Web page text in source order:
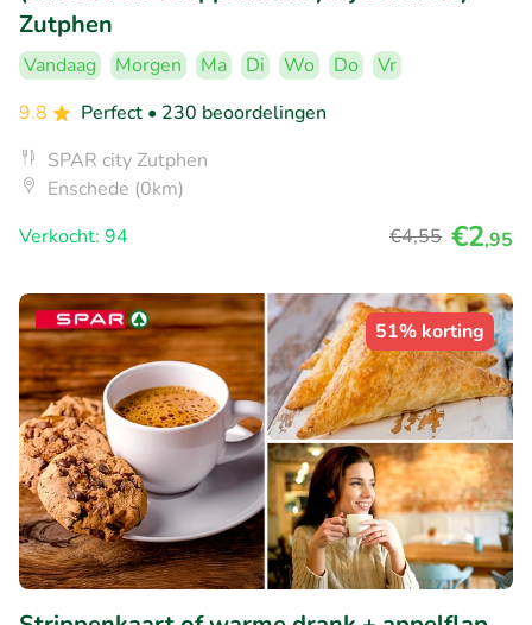
Zutphen
Vandaag Morgen Ma Di Wo Do
Vr
9.8
Perfect • 230 beoordelingen
SPAR city Zutphen
Enschede (0km)
Verkocht: 94
€4,55 €2,95
51% korting